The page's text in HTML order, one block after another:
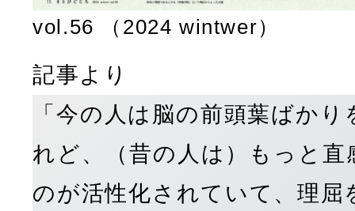
vol.56 （2024 wintwer）
記事より
「今の人は脳の前頭葉ばか
れど、（昔の人は）もっと
のが活性化されていて、理